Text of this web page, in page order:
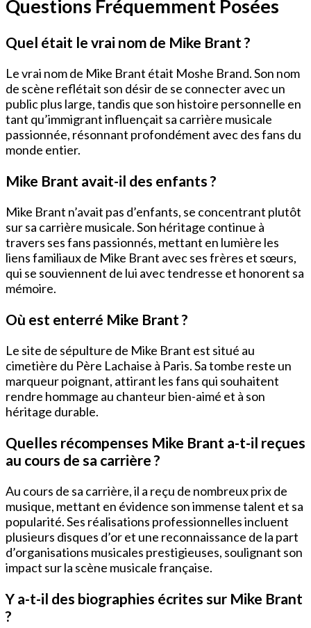
Questions Fréquemment Posées
Quel était le vrai nom de Mike Brant ?
Le vrai nom de Mike Brant était Moshe Brand. Son nom
de scène reflétait son désir de se connecter avec un
public plus large, tandis que son histoire personnelle en
tant qu’immigrant influençait sa carrière musicale
passionnée, résonnant profondément avec des fans du
monde entier.
Mike Brant avait-il des enfants ?
Mike Brant n’avait pas d’enfants, se concentrant plutôt
sur sa carrière musicale. Son héritage continue à
travers ses fans passionnés, mettant en lumière les
liens familiaux de Mike Brant avec ses frères et sœurs,
qui se souviennent de lui avec tendresse et honorent sa
mémoire.
Où est enterré Mike Brant ?
Le site de sépulture de Mike Brant est situé au
cimetière du Père Lachaise à Paris. Sa tombe reste un
marqueur poignant, attirant les fans qui souhaitent
rendre hommage au chanteur bien-aimé et à son
héritage durable.
Quelles récompenses Mike Brant a-t-il reçues
au cours de sa carrière ?
Au cours de sa carrière, il a reçu de nombreux prix de
musique, mettant en évidence son immense talent et sa
popularité. Ses réalisations professionnelles incluent
plusieurs disques d’or et une reconnaissance de la part
d’organisations musicales prestigieuses, soulignant son
impact sur la scène musicale française.
Y a-t-il des biographies écrites sur Mike Brant
?